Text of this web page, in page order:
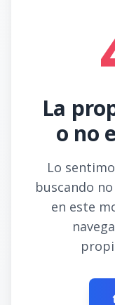
La
o no
Lo
buscando
en este